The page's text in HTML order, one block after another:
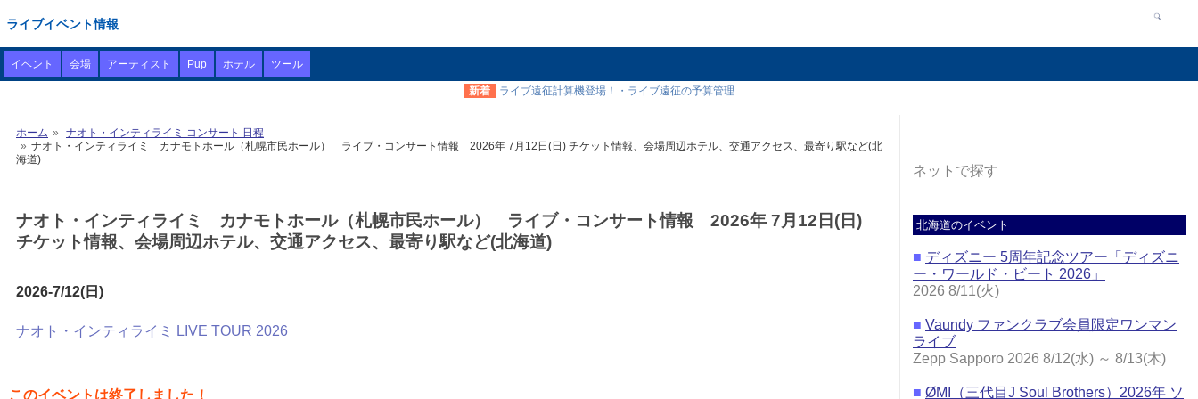
ライブイベント情報
イベント 会場 アーティスト Pup ホテル ツール
新着 ライブ遠征計算機登場！・ライブ遠征の予算管理
ホーム
ナオト・インティライミ コンサート 日程
ナオト・インティライミ カナモトホール（札幌市民ホール） ライブ・コンサート情報 2026年 7月12日(日) チケット情報、会場周辺ホテル、交通アクセス、最寄り駅など(北
海道)
ナオト・インティライミ カナモトホール（札幌市民ホール） ライブ・コンサート情報 2026年 7月12日(日)
チケット情報、会場周辺ホテル、交通アクセス、最寄り駅など(北海道)
2026-7/12(日)
ナオト・インティライミ LIVE TOUR 2026
このイベントは終了しました！
ネットで探す
北海道のイベント
■ ディズニー 5周年記念ツアー「ディズニ
ー・ワールド・ビート 2026」
2026 8/11(火)
■ Vaundy ファンクラブ会員限定ワンマン
ライブ
Zepp Sapporo 2026 8/12(水) ～ 8/13(木)
■ ØMI（三代目J Soul Brothers）2026年 ソ